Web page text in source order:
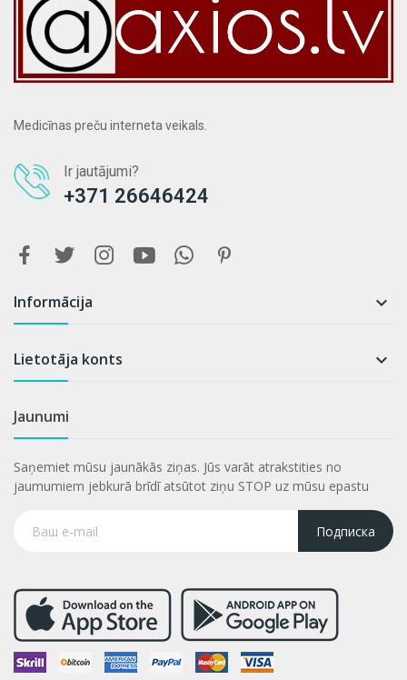
Medicīnas preču interneta veikals.
Ir jautājumi?
+371 26646424
Informācija 
Lietotāja konts 
Jaunumi
Saņemiet mūsu jaunākās ziņas. Jūs varāt atrakstities no
jaumumiem jebkurā brīdī atsūtot ziņu STOP uz mūsu epastu
Подписка